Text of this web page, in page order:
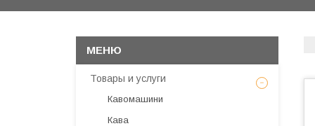
Товары и услуги
Кавомашини
Кава